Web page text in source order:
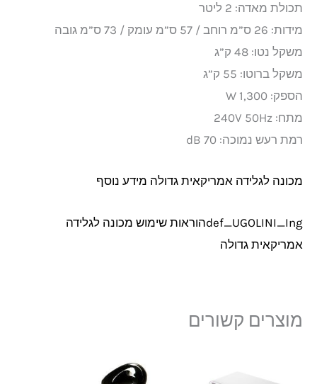
תכולת מאדה: 2 ליטר
מידות: 26 ס”מ רוחב / 57 ס”מ עומק / 73 ס”מ גובה
משקל נטו: 48 ק”ג
משקל ברוטו: 55 ק”ג
הספק: 1,300 W
מתח: 240V 50Hz
רמת רעש נמוכה: 70 dB
מכונה לגלידה אמריקאית גדולה מידע נוסף
def_UGOLINI_Ingהוראות שימוש מכונה לגלידה
אמריקאית גדולה
מוצרים קשורים